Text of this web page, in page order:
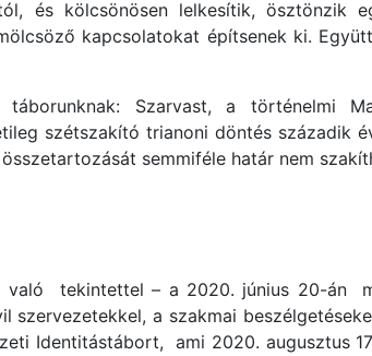
és kölcsönösen lelkesítik, ösztönzik
kapcsolatokat építsenek ki.
Szarvast, a történelmi
szétszakító trianoni döntés századik
semmiféle határ nem
tekintettel – a 2020. június 20-án
szervezetekkel, a szakmai
Identitástábort, ami 2020. augusztus